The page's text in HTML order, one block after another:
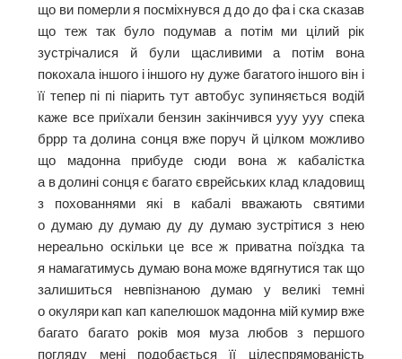
що ви померли я посміхнувся д до до фа і ска сказав
що теж так було подумав а потім ми цілий рік
зустрічалися й були щасливими а потім вона
покохала іншого і іншого ну дуже багатого іншого він і
її тепер пі пі піарить тут автобус зупиняється водій
каже все приїхали бензин закінчився ууу ууу спека
бррр та долина сонця вже поруч й цілком можливо
що мадонна прибуде сюди вона ж кабалістка
а в долині сонця є багато єврейських клад кладовищ
з похованнями які в кабалі вважають святими
о думаю ду думаю ду ду думаю зустрітися з нею
нереально оскільки це все ж приватна поїздка та
я намагатимусь думаю вона може вдягнутися так що
залишиться невпізнаною думаю у великі темні
о окуляри кап кап капелюшок мадонна мій кумир вже
багато багато років моя муза любов з першого
погляду мені подобається її цілеспрямованість